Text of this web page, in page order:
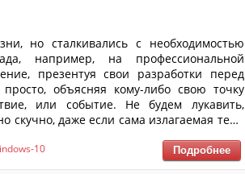
но сталкивались с необходимостью
например, на профессиональной
презентуя свои разработки перед
объясняя кому-либо свою точку
или событие. Не будем лукавить,
скучно, даже если сама излагаемая тема
различные инструменты, которые
к излагаемой информации со
10